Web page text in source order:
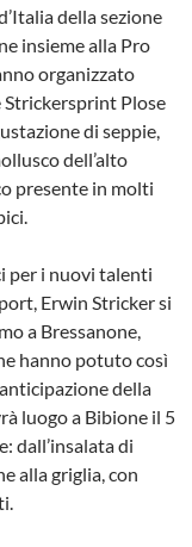
della sezione
insieme alla Pro
organizzato
Plose
di seppie,
dell’alto
presente in molti
per i nuovi talenti
Erwin Stricker si
a Bressanone,
hanno potuto così
della
luogo a Bibione il 5
dall’insalata di
alla griglia, con